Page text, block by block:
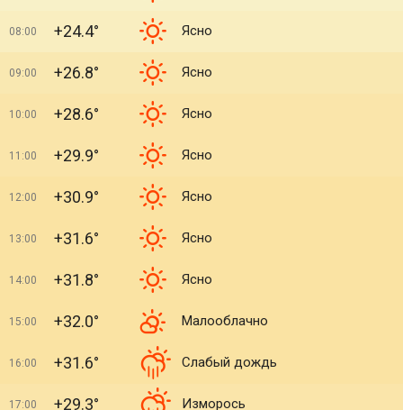
08:00 +24.4° Ясно
09:00 +26.8° Ясно
10:00 +28.6° Ясно
11:00 +29.9° Ясно
12:00 +30.9° Ясно
13:00 +31.6° Ясно
14:00 +31.8° Ясно
15:00 +32.0° Малооблачно
16:00 +31.6° Слабый дождь
17:00 +29.3° Изморось